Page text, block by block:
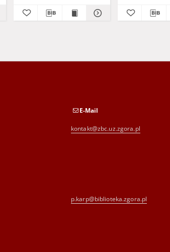
E-Mail
kontakt@zbc.uz.zgora.pl
p.karp@biblioteka.zgora.pl